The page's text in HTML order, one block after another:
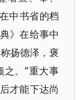
中书省的档
》在给事中
扬德泽，褒
。”重大事
才能下达尚